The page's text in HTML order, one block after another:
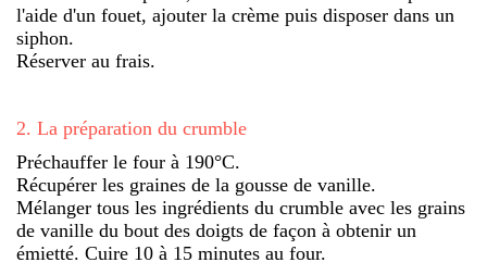
l'aide d'un fouet, ajouter la crème puis disposer dans un
siphon.
Réserver au frais.
2. La préparation du crumble
Préchauffer le four à 190°C.
Récupérer les graines de la gousse de vanille.
Mélanger tous les ingrédients du crumble avec les grains
de vanille du bout des doigts de façon à obtenir un
émietté. Cuire 10 à 15 minutes au four.